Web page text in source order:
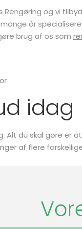
Rengøring og vi
mange år
brug af os som
idag
Alt du skal gøre er at
af flere